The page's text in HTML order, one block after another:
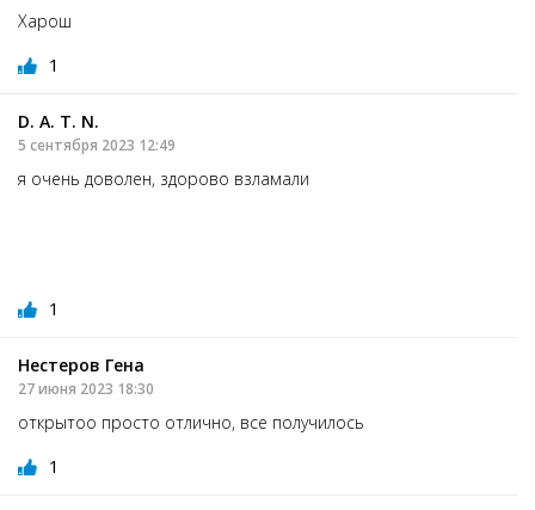
Харош
1
D. A. T. N.
5 сентября 2023 12:49
я очень доволен, здорово взламали
1
Нестеров Гена
27 июня 2023 18:30
открытоо просто отлично, все получилось
1